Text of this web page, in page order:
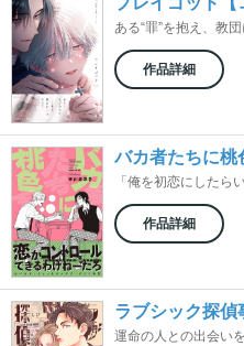
ある“罪”を抱え、教
作品詳細
バカ者たちに桃
「俺を初恋にしたら
作品詳細
ラブシック探偵
運命の人との出会い